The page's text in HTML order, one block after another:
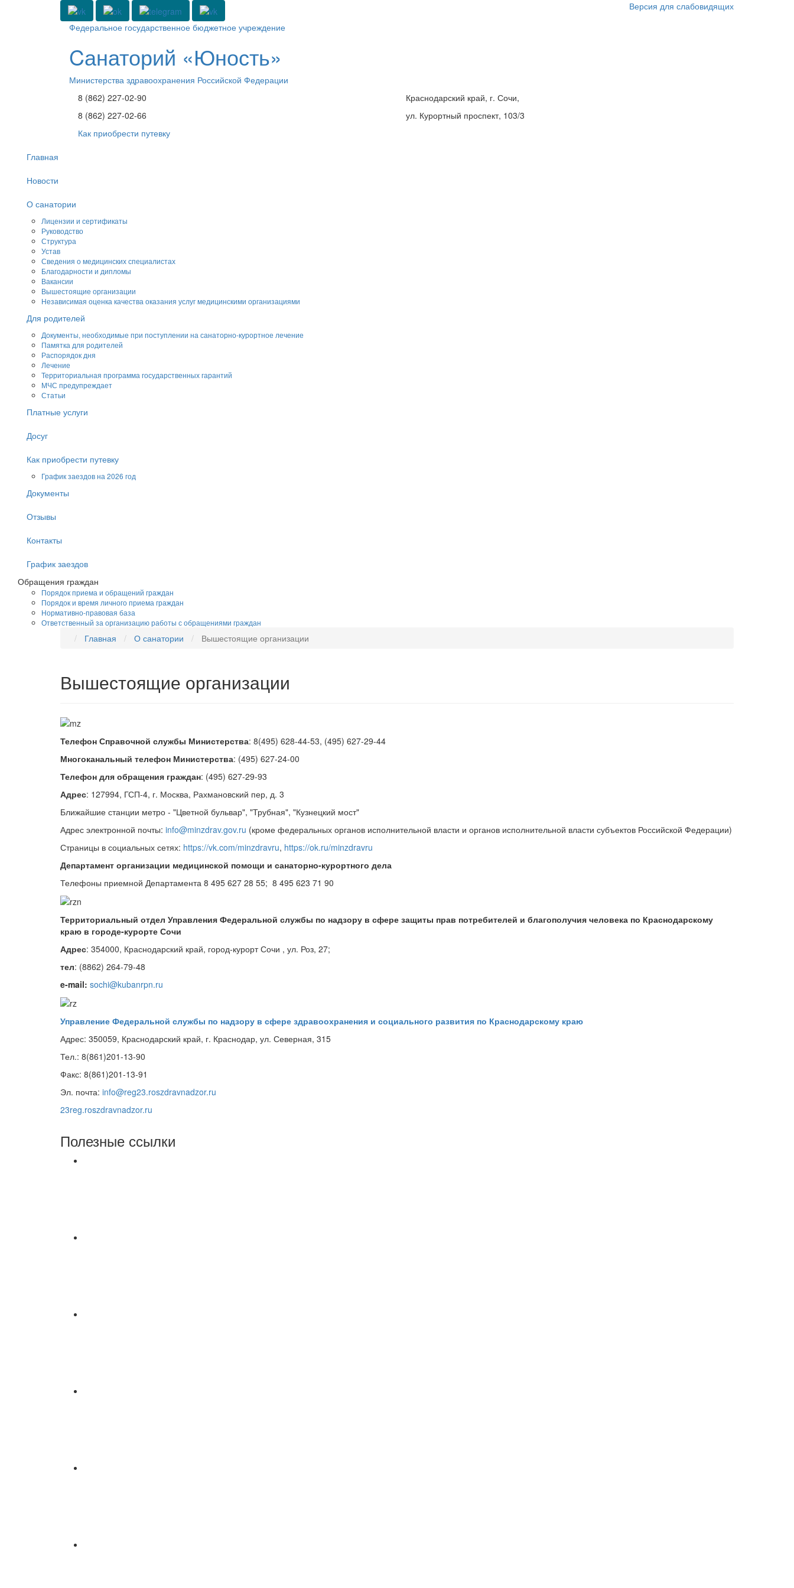
Версия для слабовидящих
Федеральное государственное бюджетное учреждение
Cанаторий «Юность»
Министерства здравоохранения Российской Федерации
8 (862) 227-02-90
8 (862) 227-02-66
Краснодарский край, г. Сочи,
ул. Курортный проспект, 103/3
Как приобрести путевку
Главная
Новости
О санатории
Лицензии и сертификаты
Руководство
Структура
Устав
Сведения о медицинских специалистах
Благодарности и дипломы
Вакансии
Вышестоящие организации
Независимая оценка качества оказания услуг медицинскими организациями
Для родителей
Документы, необходимые при поступлении на санаторно-курортное лечение
Памятка для родителей
Распорядок дня
Лечение
Территориальная программа государственных гарантий
МЧС предупреждает
Статьи
Платные услуги
Досуг
Как приобрести путевку
График заездов на 2026 год
Документы
Отзывы
Контакты
График заездов
Обращения граждан
Порядок приема и обращений граждан
Порядок и время личного приема граждан
Нормативно-правовая база
Ответственный за организацию работы с обращениями граждан
Главная О санатории Вышестоящие организации
Вышестоящие организации
Телефон Справочной службы Министерства: 8(495) 628-44-53, (495) 627-29-44
Многоканальный телефон Министерства: (495) 627-24-00
Телефон для обращения граждан: (495) 627-29-93
Адрес: 127994, ГСП-4, г. Москва, Рахмановский пер, д. 3
Ближайшие станции метро - "Цветной бульвар", "Трубная", "Кузнецкий мост"
Адрес электронной почты: info@minzdrav.gov.ru (кроме федеральных органов исполнительной власти и органов исполнительной власти субъектов Российской Федерации)
Страницы в социальных сетях: https://vk.com/minzdravru, https://ok.ru/minzdravru
Департамент организации медицинской помощи и санаторно-курортного дела
Телефоны приемной Департамента 8 495 627 28 55; 8 495 623 71 90
Территориальный отдел Управления Федеральной службы по надзору в сфере защиты прав потребителей и благополучия человека по Краснодарскому
краю в городе-курорте Сочи
Адрес: 354000, Краснодарский край, город-курорт Сочи , ул. Роз, 27;
тел: (8862) 264-79-48
e-mail: sochi@kubanrpn.ru
Управление Федеральной службы по надзору в сфере здравоохранения и социального развития по Краснодарскому краю
Адрес: 350059, Краснодарский край, г. Краснодар, ул. Северная, 315
Тел.: 8(861)201-13-90
Факс: 8(861)201-13-91
Эл. почта: info@reg23.roszdravnadzor.ru
23reg.roszdravnadzor.ru
Полезные ссылки